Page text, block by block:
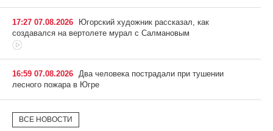
17:27 07.08.2026
Югорский художник рассказал, как
создавался на вертолете мурал с Салмановым
16:59 07.08.2026 Два человека пострадали при тушении
лесного пожара в Югре
ВСЕ НОВОСТИ